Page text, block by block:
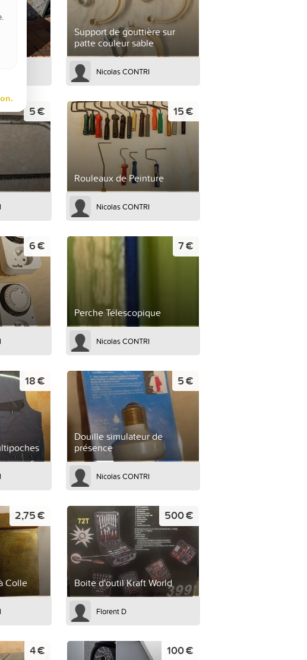
Support de gouttière sur
patte couleur sable
Nicolas CONTRI
5 €
Rouleaux de Peinture
15 €
Nicolas CONTRI
6 €
Perche Télescopique
7 €
Nicolas CONTRI
18 €
Douille simulateur de
présence
5 €
Nicolas CONTRI
Colle
2,75 €
Boite d'outil Kraft World
500 €
Florent D
4 € 100 €